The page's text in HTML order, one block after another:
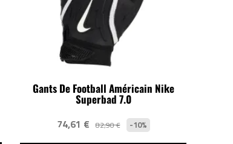
Gants De Football Américain Nike
Superbad 7.0
74,61 € 82,90 € -10%